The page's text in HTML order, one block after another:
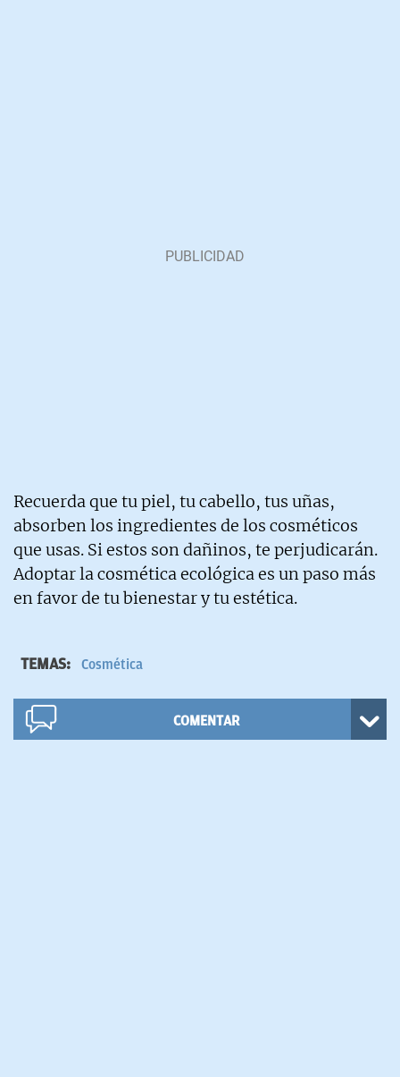
Recuerda que tu piel, tu cabello, tus uñas,
absorben los ingredientes de los cosméticos
que usas. Si estos son dañinos, te perjudicarán.
Adoptar la cosmética ecológica es un paso más
en favor de tu bienestar y tu estética.
TEMAS: Cosmética
COMENTAR